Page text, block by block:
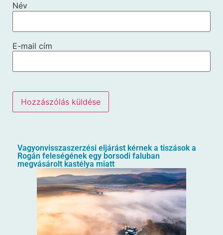
Név
E-mail cím
Vagyonvisszaszerzési eljárást kérnek a tiszások a
Rogán feleségének egy borsodi faluban
megvásárolt kastélya miatt